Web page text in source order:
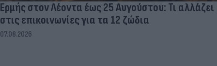
Ερμής στον Λέοντα έως 25 Αυγούστου: Τι αλλάζει
στις επικοινωνίες για τα 12 ζώδια
07.08.2026